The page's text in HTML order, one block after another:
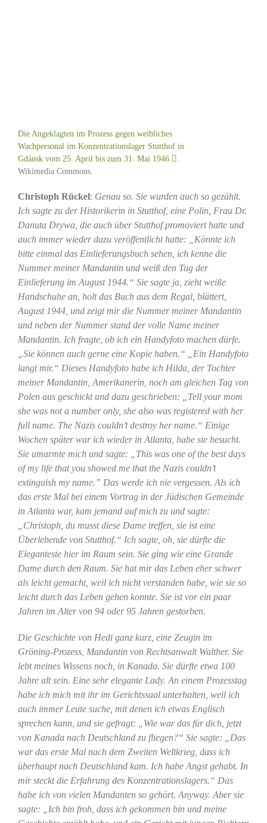
Die Angeklagten im Prozess gegen weibliches
Wachpersonal im Konzentrationslager Stutthof in
Gdánsk vom 25. April bis zum 31. Mai 1946
Wikimedia Commons.
Christoph Rückel: Genau so. Sie wurden auch so gezählt.
Ich sagte zu der Historikerin in Stutthof, eine Polin, Frau Dr.
Danuta Drywa, die auch über Stutthof promoviert hatte und
auch immer wieder dazu veröffentlicht hatte: „Könnte ich
bitte einmal das Einlieferungsbuch sehen, ich kenne die
Nummer meiner Mandantin und weiß den Tag der
Einlieferung im August 1944.“ Sie sagte ja, zieht weiße
Handschuhe an, holt das Buch aus dem Regal, blättert,
August 1944, und zeigt mir die Nummer meiner Mandantin
und neben der Nummer stand der volle Name meiner
Mandantin. Ich fragte, ob ich ein Handyfoto machen dürfe.
„Sie können auch gerne eine Kopie haben.“ „Ein Handyfoto
langt mir.“ Dieses Handyfoto habe ich Hilda, der Tochter
meiner Mandantin, Amerikanerin, noch am gleichen Tag von
Polen aus geschickt und dazu geschrieben: „Tell your mom
she was not a number only, she also was registered with her
full name. The Nazis couldn’t destroy her name.“ Einige
Wochen später war ich wieder in Atlanta, habe sie besucht.
Sie umarmte mich und sagte: „This was one of the best days
of my life that you showed me that the Nazis couldn’t
extinguish my name.” Das werde ich nie vergessen. Als ich
das erste Mal bei einem Vortrag in der Jüdischen Gemeinde
in Atlanta war, kam jemand auf mich zu und sagte:
„Christoph, du musst diese Dame treffen, sie ist eine
Überlebende von Stutthof.“ Ich sagte, oh, sie dürfte die
Eleganteste hier im Raum sein. Sie ging wie eine Grande
Dame durch den Raum. Sie hat mir das Leben eher schwer
als leicht gemacht, weil ich nicht verstanden habe, wie sie so
leicht durch das Leben gehen konnte. Sie ist vor ein paar
Jahren im Alter von 94 oder 95 Jahren gestorben.
Die Geschichte von Hedi ganz kurz, eine Zeugin im
Gröning-Prozess, Mandantin von Rechtsanwalt Walther. Sie
lebt meines Wissens noch, in Kanada. Sie dürfte etwa 100
Jahre alt sein. Eine sehr elegante Lady. An einem Prozesstag
habe ich mich mit ihr im Gerichtssaal unterhalten, weil ich
auch immer Leute suche, mit denen ich etwas Englisch
sprechen kann, und sie gefragt: „Wie war das für dich, jetzt
von Kanada nach Deutschland zu fliegen?“ Sie sagte: „Das
war das erste Mal nach dem Zweiten Weltkrieg, dass ich
überhaupt nach Deutschland kam. Ich habe Angst gehabt. In
mir steckt die Erfahrung des Konzentrationslagers.“ Das
habe ich von vielen Mandanten so gehört. Anyway. Aber sie
sagte: „Ich bin froh, dass ich gekommen bin und meine